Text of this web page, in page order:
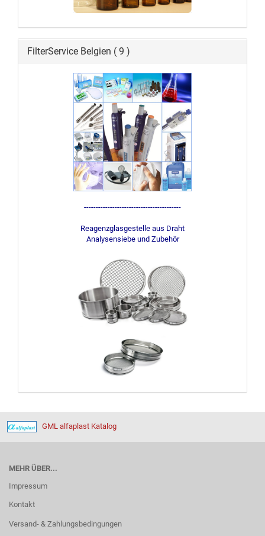
FilterService Belgien ( 9 )
-----------------------------------------
Reagenzglasgestelle aus Draht
Analysensiebe und Zubehör
GML alfaplast Katalog
MEHR ÜBER...
Impressum
Kontakt
Versand- & Zahlungsbedingungen